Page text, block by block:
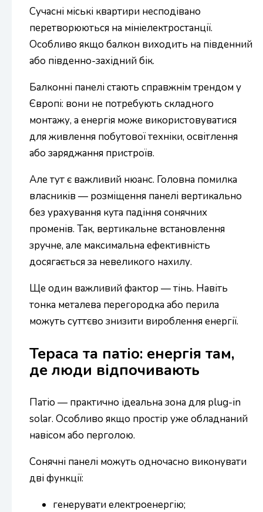
Сучасні міські квартири несподівано
перетворюються на мініелектростанції.
Особливо якщо балкон виходить на південний
або південно-західний бік.
Балконні панелі стають справжнім трендом у
Європі: вони не потребують складного
монтажу, а енергія може використовуватися
для живлення побутової техніки, освітлення
або заряджання пристроїв.
Але тут є важливий нюанс. Головна помилка
власників — розміщення панелі вертикально
без урахування кута падіння сонячних
променів. Так, вертикальне встановлення
зручне, але максимальна ефективність
досягається за невеликого нахилу.
Ще один важливий фактор — тінь. Навіть
тонка металева перегородка або перила
можуть суттєво знизити вироблення енергії.
Тераса та патіо: енергія там,
де люди відпочивають
Патіо — практично ідеальна зона для plug-in
solar. Особливо якщо простір уже обладнаний
навісом або перголою.
Сонячні панелі можуть одночасно виконувати
дві функції:
генерувати електроенергію;